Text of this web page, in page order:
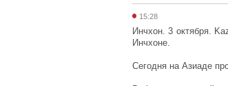
15:28
Инчхон. 3 октября.
Инчхоне.
Сегодня на Азиаде